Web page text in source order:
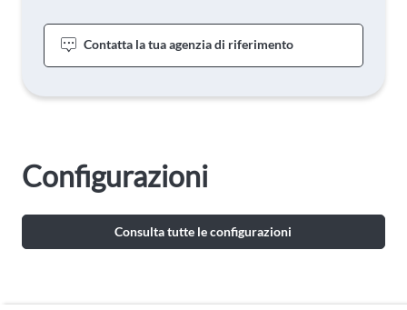
Contatta la tua agenzia di riferimento
Configurazioni
Consulta tutte le configurazioni